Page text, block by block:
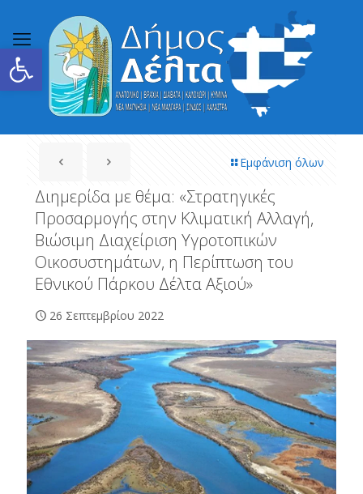
Ανοίξτε τη γραμμή εργαλείων
Εμφάνιση όλων
Διημερίδα με θέμα: «Στρατηγικές
Προσαρμογής στην Κλιματική Αλλαγή,
Βιώσιμη Διαχείριση Υγροτοπικών
Οικοσυστημάτων, η Περίπτωση του
Εθνικού Πάρκου Δέλτα Αξιού»
26 Σεπτεμβρίου 2022